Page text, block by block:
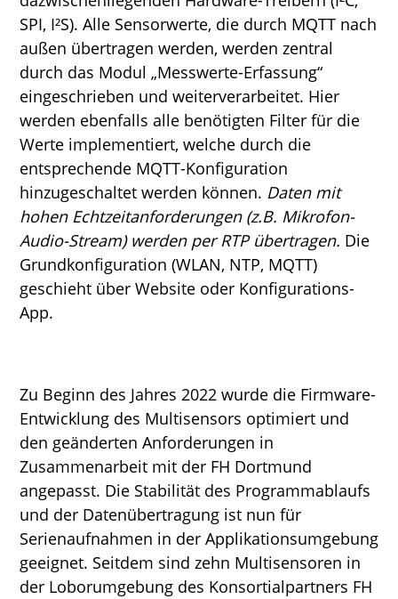
SPI, I²S). Alle Sensorwerte, die durch MQTT nach
außen übertragen werden, werden zentral
durch das Modul „Messwerte-Erfassung“
eingeschrieben und weiterverarbeitet. Hier
werden ebenfalls alle benötigten Filter für die
Werte implementiert, welche durch die
entsprechende MQTT-Konfiguration
hinzugeschaltet werden können. Daten mit
hohen Echtzeitanforderungen (z.B. Mikrofon-
Audio-Stream) werden per RTP übertragen. Die
Grundkonfiguration (WLAN, NTP, MQTT)
geschieht über Website oder Konfigurations-
App.
Zu Beginn des Jahres 2022 wurde die Firmware-
Entwicklung des Multisensors optimiert und
den geänderten Anforderungen in
Zusammenarbeit mit der FH Dortmund
angepasst. Die Stabilität des Programmablaufs
und der Datenübertragung ist nun für
Serienaufnahmen in der Applikationsumgebung
geeignet. Seitdem sind zehn Multisensoren in
der Loborumgebung des Konsortialpartners FH